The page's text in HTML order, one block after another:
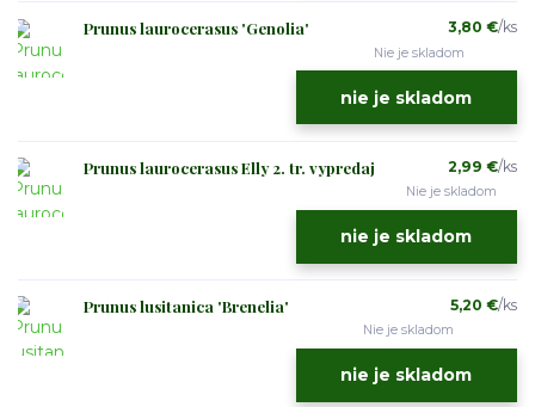
Prunus laurocerasus 'Genolia' 3,80 €/ks
Nie je skladom
nie je skladom
Prunus laurocerasus Elly 2. tr. vypredaj 2,99 €/ks
Nie je skladom
nie je skladom
Prunus lusitanica 'Brenelia' 5,20 €/ks
Nie je skladom
nie je skladom